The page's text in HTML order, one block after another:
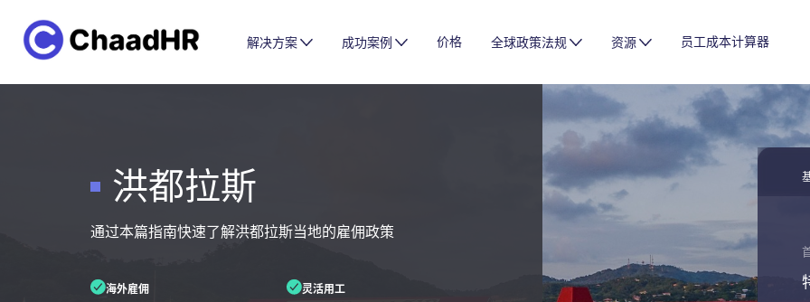
解决方案 成功案例 价格 全球政策法规 资源 员工成本计算器
洪都拉斯
通过本篇指南快速了解洪都拉斯当地的雇佣政策
海外雇佣 灵活用工